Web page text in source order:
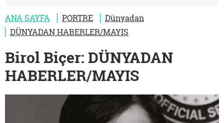
ANA SAYFA PORTRE
Dünyadan
DÜNYADAN HABERLER/MAYIS
Birol Biçer: DÜNYADAN
HABERLER/MAYIS